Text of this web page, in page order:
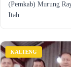
(Pemkab) Murung
Itah…
KALTENG